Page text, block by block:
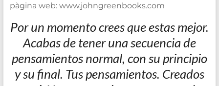
pàgina web: www.johngreenbooks.com
Por un momento crees que estas mejor.
Acabas de tener una secuencia de
pensamientos normal, con su principio
y su final. Tus pensamientos. Creados